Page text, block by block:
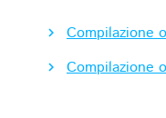
Compilazione
Compilazione